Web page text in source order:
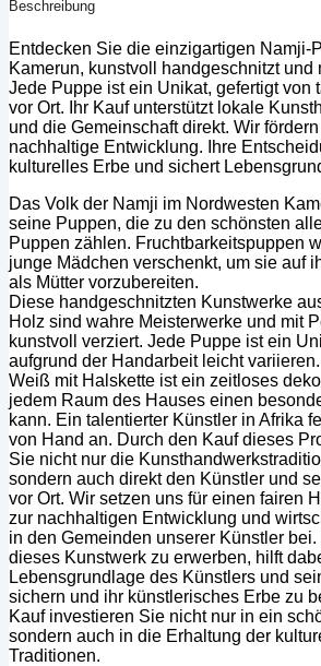
Beschreibung
Entdecken Sie die einzigartigen Namji-
Kamerun, kunstvoll handgeschnitzt und
Jede Puppe ist ein Unikat, gefertigt von
vor Ort. Ihr Kauf unterstützt lokale
und die Gemeinschaft direkt. Wir
nachhaltige Entwicklung. Ihre
kulturelles Erbe und sichert
Das Volk der Namji im Nordwesten
seine Puppen, die zu den schönsten
Puppen zählen. Fruchtbarkeitspuppen
junge Mädchen verschenkt, um sie auf
als Mütter vorzubereiten.
Diese handgeschnitzten Kunstwerke
Holz sind wahre Meisterwerke und mit
kunstvoll verziert. Jede Puppe ist ein
aufgrund der Handarbeit leicht
Weiß mit Halskette ist ein zeitloses
jedem Raum des Hauses einen
kann. Ein talentierter Künstler in Afrika
von Hand an. Durch den Kauf dieses
Sie nicht nur die
sondern auch direkt den Künstler und
vor Ort. Wir setzen uns für einen fairen
zur nachhaltigen Entwicklung und
in den Gemeinden unserer Künstler
dieses Kunstwerk zu erwerben, hilft
Lebensgrundlage des Künstlers und
sichern und ihr künstlerisches Erbe zu
Kauf investieren Sie nicht nur in ein
sondern auch in die Erhaltung der
Traditionen.